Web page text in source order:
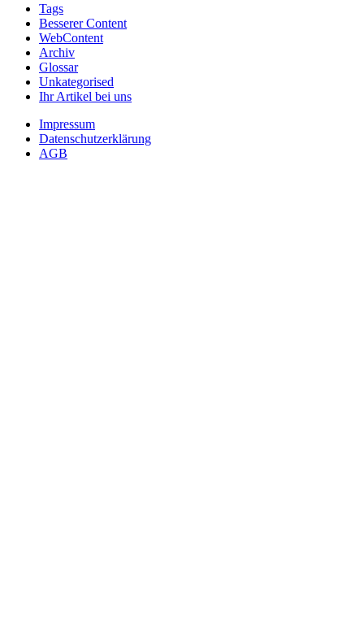
Tags
Besserer Content
WebContent
Archiv
Glossar
Unkategorised
Ihr Artikel bei uns
Impressum
Datenschutzerklärung
AGB